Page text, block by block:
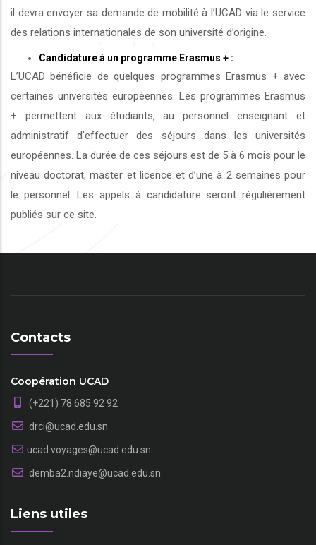
il devra envoyer sa demande de mobilité à l’UCAD via le service
des relations internationales de son université d’origine.
Candidature à un programme Erasmus + :
L’UCAD bénéficie de quelques programmes Erasmus + avec
certaines universités européennes. Les programmes Erasmus
+ permettent aux étudiants, au personnel enseignant et
administratif d’effectuer des séjours dans les universités
européennes. La durée de ces séjours est de 5 à 6 mois pour le
niveau doctorat, master et licence et d’une à 2 semaines pour
le personnel. Les appels à candidature seront régulièrement
publiés sur ce site.
Contacts
Coopération UCAD
(+221) 78 685 92 92
drci@ucad.edu.sn
ucad.voyages@ucad.edu.sn
demba2.ndiaye@ucad.edu.sn
Liens utiles